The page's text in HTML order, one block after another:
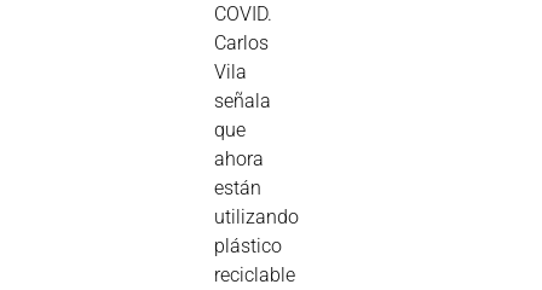
COVID.
Carlos
Vila
señala
que
ahora
están
utilizando
plástico
reciclable